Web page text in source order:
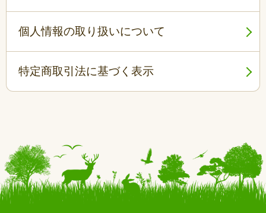
個人情報の取り扱いについて
特定商取引法に基づく表示